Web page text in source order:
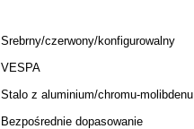
Srebrny/czerwony/konfigurowalny
VESPA
Stalo z aluminium/chromu-molibdenu
Bezpośrednie dopasowanie